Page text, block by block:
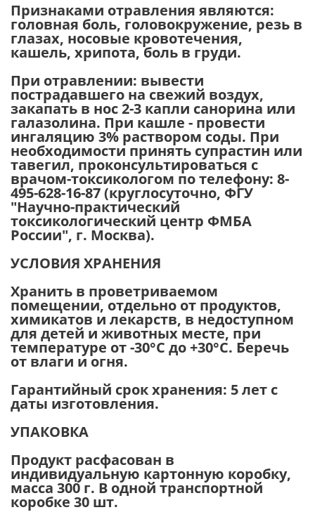
Признаками отравления являются:
головная боль, головокружение, резь в
глазах, носовые кровотечения,
кашель, хрипота, боль в груди.
При отравлении: вывести
пострадавшего на свежий воздух,
закапать в нос 2-3 капли санорина или
галазолина. При кашле - провести
ингаляцию 3% раствором соды. При
необходимости принять супрастин или
тавегил, проконсультироваться с
врачом-токсикологом по телефону: 8-
495-628-16-87 (круглосуточно, ФГУ
"Научно-практический
токсикологический центр ФМБА
России", г. Москва).
УСЛОВИЯ ХРАНЕНИЯ
Хранить в проветриваемом
помещении, отдельно от продуктов,
химикатов и лекарств, в недоступном
для детей и животных месте, при
температуре от -30°С до +30°С. Беречь
от влаги и огня.
Гарантийный срок хранения: 5 лет с
даты изготовления.
УПАКОВКА
Продукт расфасован в
индивидуальную картонную коробку,
масса 300 г. В одной транспортной
коробке 30 шт.